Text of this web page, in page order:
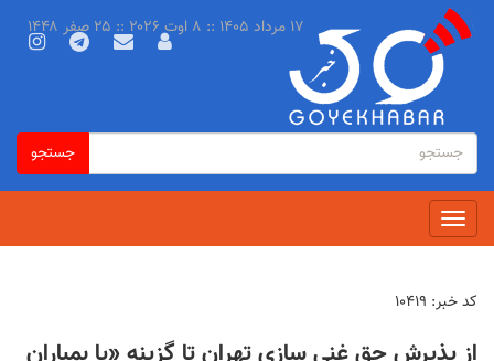
فرم
جستجو
جستجو
جستجو
Toggle
navigation
۱۷ مرداد ۱۴۰۵ :: ۸ اوت ۲۰۲۶ :: ۲۵ صفر ۱۴۴۸
کد خبر: ۱۰۴۱۹